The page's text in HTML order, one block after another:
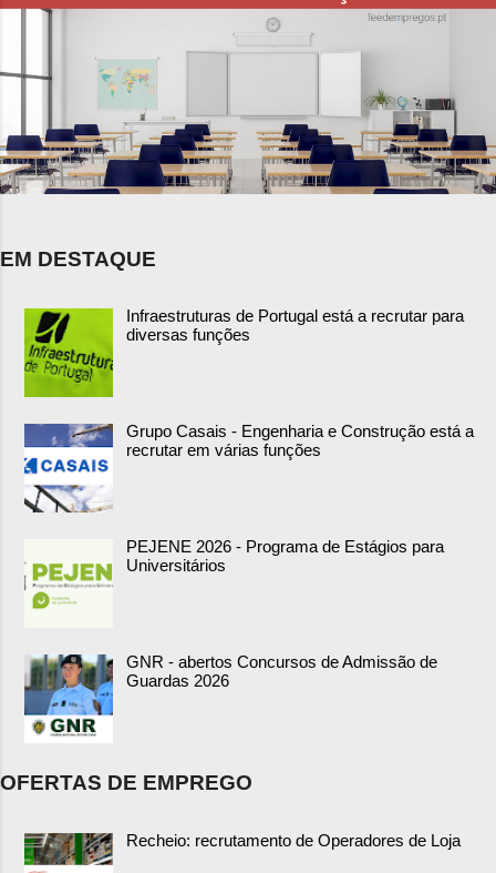
EM DESTAQUE
Infraestruturas de Portugal está a recrutar para
diversas funções
Grupo Casais - Engenharia e Construção está a
recrutar em várias funções
PEJENE 2026 - Programa de Estágios para
Universitários
GNR - abertos Concursos de Admissão de
Guardas 2026
OFERTAS DE EMPREGO
Recheio: recrutamento de Operadores de Loja